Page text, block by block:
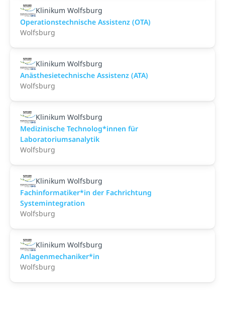
Klinikum Wolfsburg
Operationstechnische Assistenz (OTA)
Wolfsburg
Klinikum Wolfsburg
Anästhesietechnische Assistenz (ATA)
Wolfsburg
Klinikum Wolfsburg
Medizinische Technolog*innen für
Laboratoriumsanalytik
Wolfsburg
Klinikum Wolfsburg
Fachinformatiker*in der Fachrichtung
Systemintegration
Wolfsburg
Klinikum Wolfsburg
Anlagenmechaniker*in
Wolfsburg